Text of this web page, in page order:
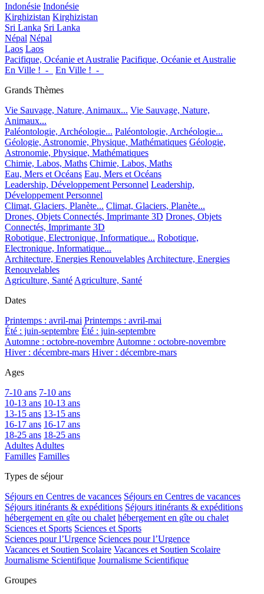
Indonésie Indonésie
Kirghizistan Kirghizistan
Sri Lanka Sri Lanka
Népal Népal
Laos Laos
Pacifique, Océanie et Australie Pacifique, Océanie et Australie
En Ville !_-_
En Ville !_-_
Grands Thèmes
Vie Sauvage, Nature, Animaux... Vie Sauvage, Nature,
Animaux...
Paléontologie, Archéologie... Paléontologie, Archéologie...
Géologie, Astronomie, Physique, Mathématiques Géologie,
Astronomie, Physique, Mathématiques
Chimie, Labos, Maths Chimie, Labos, Maths
Eau, Mers et Océans Eau, Mers et Océans
Leadership, Développement Personnel Leadership,
Développement Personnel
Climat, Glaciers, Planète... Climat, Glaciers, Planète...
Drones, Objets Connectés, Imprimante 3D Drones, Objets
Connectés, Imprimante 3D
Robotique, Electronique, Informatique... Robotique,
Electronique, Informatique...
Architecture, Energies Renouvelables Architecture, Energies
Renouvelables
Agriculture, Santé Agriculture, Santé
Dates
Printemps : avril-mai Printemps : avril-mai
Été : juin-septembre Été : juin-septembre
Automne : octobre-novembre Automne : octobre-novembre
Hiver : décembre-mars Hiver : décembre-mars
Ages
7-10 ans 7-10 ans
10-13 ans 10-13 ans
13-15 ans 13-15 ans
16-17 ans 16-17 ans
18-25 ans 18-25 ans
Adultes Adultes
Familles Familles
Types de séjour
Séjours en Centres de vacances Séjours en Centres de vacances
Séjours itinérants & expéditions Séjours itinérants & expéditions
hébergement en gîte ou chalet hébergement en gîte ou chalet
Sciences et Sports Sciences et Sports
Sciences pour l’Urgence Sciences pour l’Urgence
Vacances et Soutien Scolaire Vacances et Soutien Scolaire
Journalisme Scientifique Journalisme Scientifique
Groupes